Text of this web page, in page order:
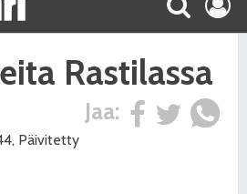
Rastilassa
Jaa:
Päivitetty